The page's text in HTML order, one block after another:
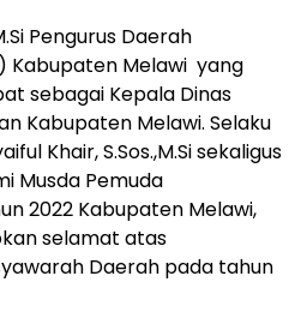
Pengurus Daerah
Kabupaten Melawi yang
sebagai Kepala Dinas
Kabupaten Melawi. Selaku
Khair, S.Sos.,M.Si sekaligus
Musda Pemuda
2022 Kabupaten Melawi,
selamat atas
Daerah pada tahun